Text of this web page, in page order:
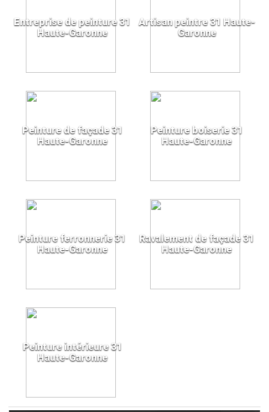
Entreprise de peinture 31
Haute-Garonne
Artisan peintre 31 Haute-
Garonne
Peinture de façade 31
Haute-Garonne
Peinture boiserie 31
Haute-Garonne
Peinture ferronnerie 31
Haute-Garonne
Ravalement de façade 31
Haute-Garonne
Peinture intérieure 31
Haute-Garonne